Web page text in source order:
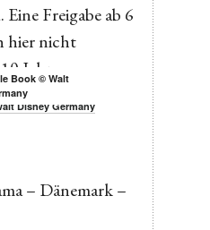
Freigabe ab 6
hier nicht
Jahre.
Book © Walt
– Dänemark –